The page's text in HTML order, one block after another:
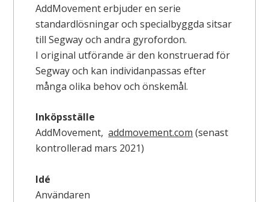
AddMovement erbjuder en serie
standardlösningar och specialbyggda sitsar
till Segway och andra gyrofordon.
I original utförande är den konstruerad för
Segway och kan individanpassas efter
många olika behov och önskemål.
Inköpsställe
AddMovement,addmovement.com (senast
kontrollerad mars 2021)
Idé
Användaren